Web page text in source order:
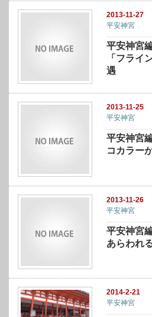
2013-11-27
平安神宮
平安神宮
「フライ
遇
2013-11-25
平安神宮
平安神宮
コカラー
2013-11-26
平安神宮
平安神宮
あらわれ
2014-2-21
平安神宮